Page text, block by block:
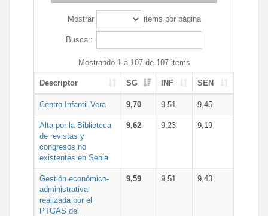
Mostrar items por página
Buscar:
Mostrando 1 a 107 de 107 items
Descriptor SG INF SEN
Centro Infantil Vera 9,70 9,51 9,45
Alta por la Biblioteca
de revistas y
congresos no
existentes en Senia
9,62 9,23 9,19
Gestión económico-
administrativa
realizada por el
PTGAS del
9,59 9,51 9,43